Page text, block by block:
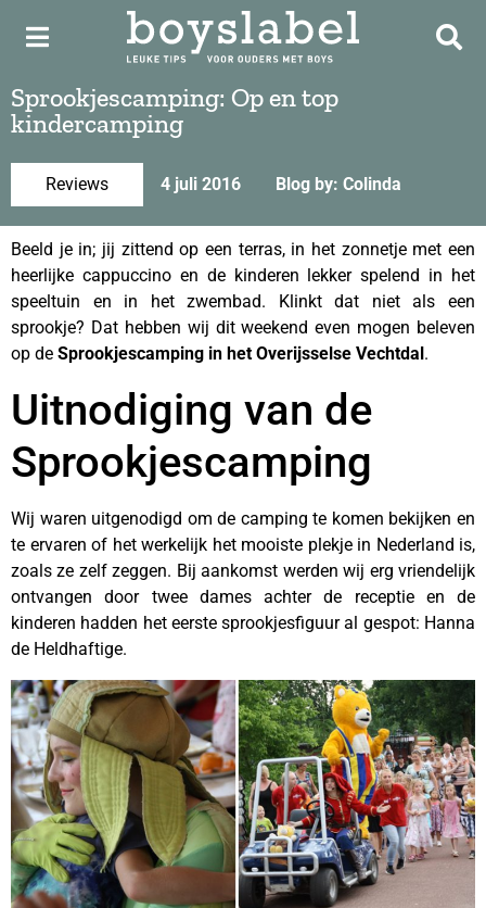
Sprookjescamping: Op en top
kindercamping
Reviews 4 juli 2016 Blog by: Colinda
Beeld je in; jij zittend op een terras, in het zonnetje met een
heerlijke cappuccino en de kinderen lekker spelend in het
speeltuin en in het zwembad. Klinkt dat niet als een
sprookje? Dat hebben wij dit weekend even mogen beleven
op de Sprookjescamping in het Overijsselse Vechtdal.
Uitnodiging van de
Sprookjescamping
Wij waren uitgenodigd om de camping te komen bekijken en
te ervaren of het werkelijk het mooiste plekje in Nederland is,
zoals ze zelf zeggen. Bij aankomst werden wij erg vriendelijk
ontvangen door twee dames achter de receptie en de
kinderen hadden het eerste sprookjesfiguur al gespot: Hanna
de Heldhaftige.